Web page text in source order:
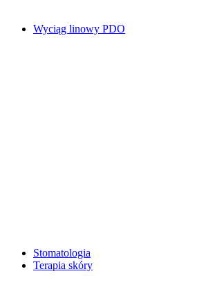
Wyciąg linowy PDO
Stomatologia
Terapia skóry